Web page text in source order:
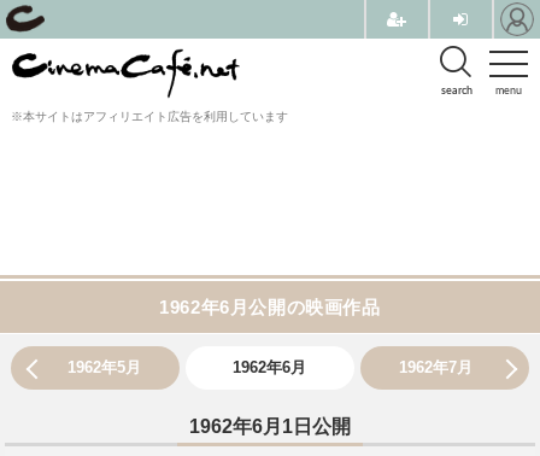
menu
search
※本サイトはアフィリエイト広告を利用しています
1962年6月公開の映画作品
1962年5月 1962年6月 1962年7月
1962年6月1日公開